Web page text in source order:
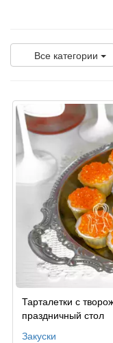
Все категории
Тарталетки с
праздничный стол
Закуски